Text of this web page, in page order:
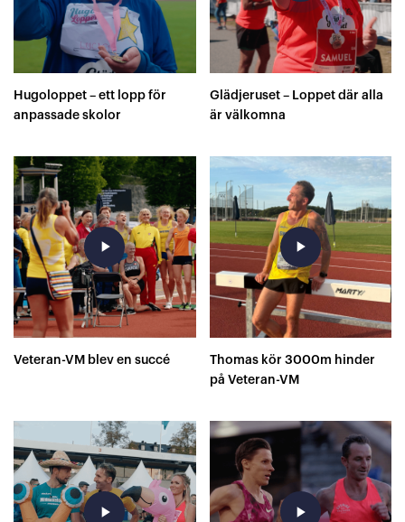
Hugoloppet – ett lopp för
anpassade skolor
Glädjeruset – Loppet där alla
är välkomna
play_arrow
Veteran-VM blev en succé
play_arrow
Thomas kör 3000m hinder
på Veteran-VM
play_arrow play_arrow